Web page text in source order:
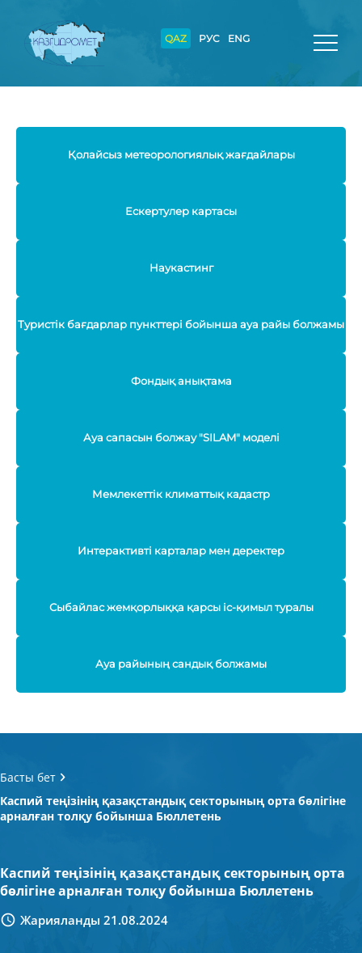
QAZ РУС ENG
Қолайсыз метеорологиялық жағдайлары
Ескертулер картасы
Наукастинг
Туристік бағдарлар пункттері бойынша ауа райы болжамы
Фондық анықтама
Ауа сапасын болжау "SILAM" моделі
Мемлекеттік климаттық кадастр
Интерактивті карталар мен деректер
Сыбайлас жемқорлыққа қарсы іс-қимыл туралы
Ауа райының сандық болжамы
Басты бет
Каспий теңізінің қазақстандық секторының орта бөлігіне
арналған толқу бойынша Бюллетень
Каспий теңізінің қазақстандық секторының орта
бөлігіне арналған толқу бойынша Бюллетень
Жарияланды 21.08.2024